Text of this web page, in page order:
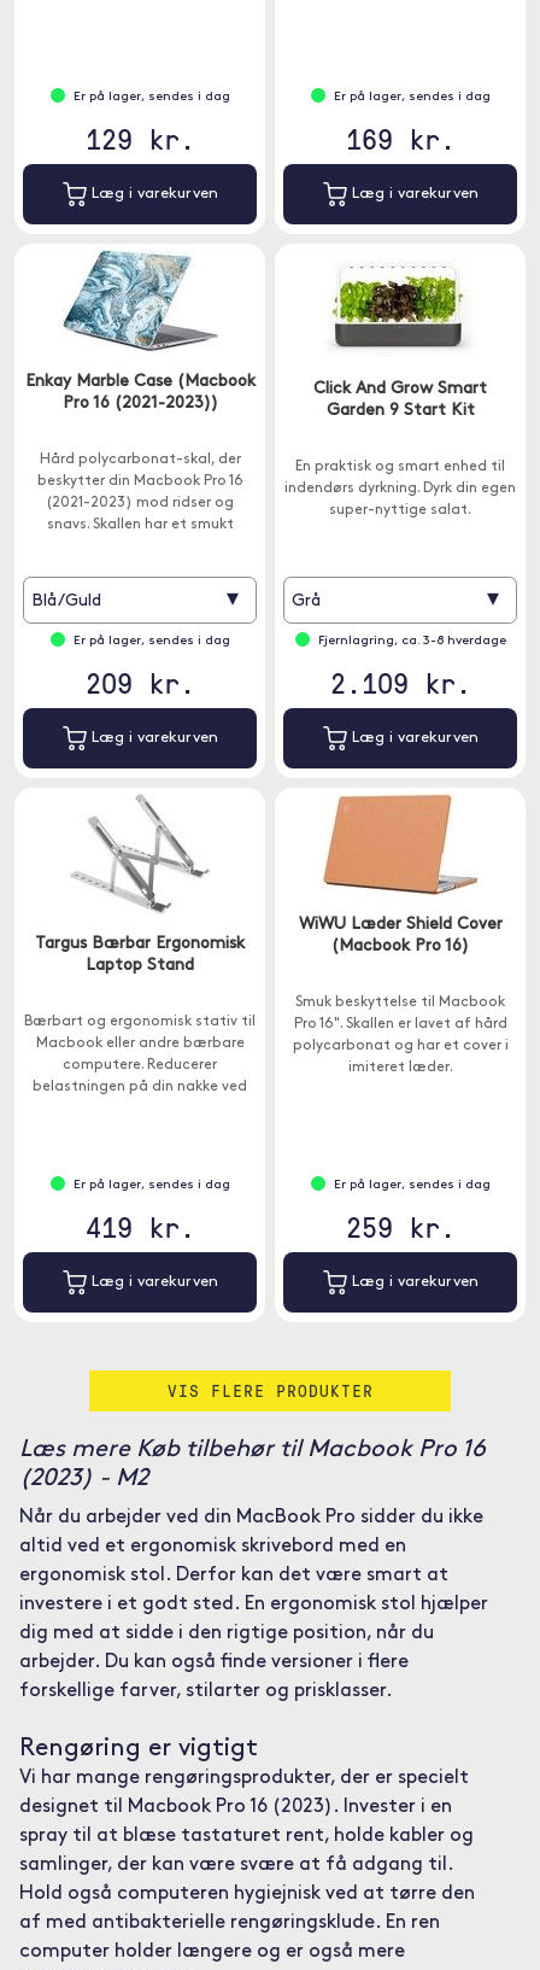
Er på lager, sendes i dag
129 kr.
Læg i varekurven
Er på lager, sendes i dag
169 kr.
Læg i varekurven
Enkay Marble Case (Macbook
Pro 16 (2021-2023))
Hård polycarbonat-skal, der
beskytter din Macbook Pro 16
(2021-2023) mod ridser og
snavs. Skallen har et smukt
Blå/Guld ▾
Er på lager, sendes i dag
209 kr.
Læg i varekurven
Click And Grow Smart
Garden 9 Start Kit
En praktisk og smart enhed til
indendørs dyrkning. Dyrk din egen
super-nyttige salat.
Grå ▾
Fjernlagring, ca. 3-8 hverdage
2.109 kr.
Læg i varekurven
Targus Bærbar Ergonomisk
Laptop Stand
Bærbart og ergonomisk stativ til
Macbook eller andre bærbare
computere. Reducerer
belastningen på din nakke ved
Er på lager, sendes i dag
419 kr.
Læg i varekurven
WiWU Læder Shield Cover
(Macbook Pro 16)
Smuk beskyttelse til Macbook
Pro 16". Skallen er lavet af hård
polycarbonat og har et cover i
imiteret læder.
Er på lager, sendes i dag
259 kr.
Læg i varekurven
VIS FLERE PRODUKTER
Læs mere Køb tilbehør til Macbook Pro 16
(2023) - M2
Når du arbejder ved din MacBook Pro sidder du ikke
altid ved et ergonomisk skrivebord med en
ergonomisk stol. Derfor kan det være smart at
investere i et godt sted. En ergonomisk stol hjælper
dig med at sidde i den rigtige position, når du
arbejder. Du kan også finde versioner i flere
forskellige farver, stilarter og prisklasser.
Rengøring er vigtigt
Vi har mange rengøringsprodukter, der er specielt
designet til Macbook Pro 16 (2023). Invester i en
spray til at blæse tastaturet rent, holde kabler og
samlinger, der kan være svære at få adgang til.
Hold også computeren hygiejnisk ved at tørre den
af med antibakterielle rengøringsklude. En ren
computer holder længere og er også mere